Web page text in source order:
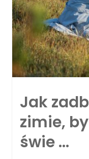
Czy
się na
balkonie?